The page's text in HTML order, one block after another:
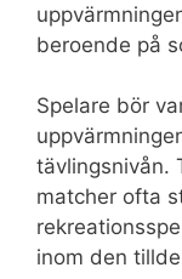
beroende på
Spelare bör
tävlingsnivån.
matcher ofta
inom den